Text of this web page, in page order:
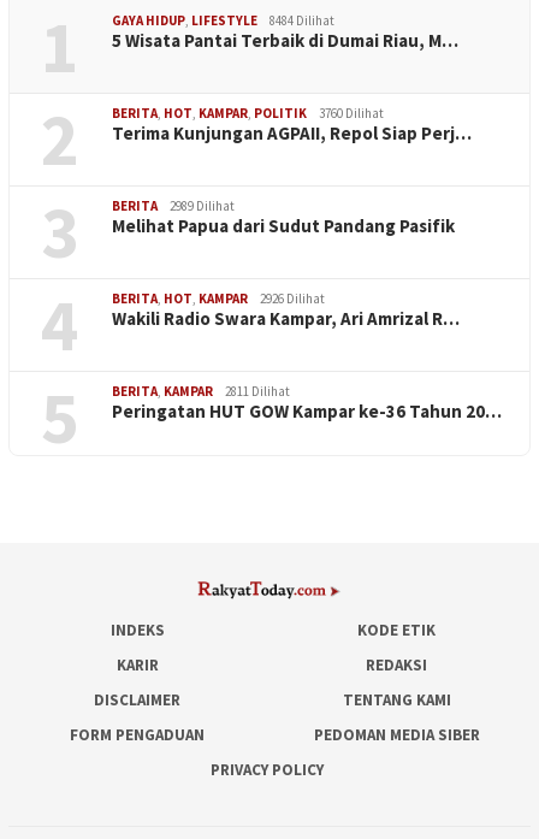
1 GAYA HIDUP, LIFESTYLE 8484 Dilihat
5 Wisata Pantai Terbaik di Dumai Riau, M…
2 BERITA, HOT, KAMPAR, POLITIK 3760 Dilihat
Terima Kunjungan AGPAII, Repol Siap Perj…
3 BERITA 2989 Dilihat
Melihat Papua dari Sudut Pandang Pasifik
4 BERITA, HOT, KAMPAR 2926 Dilihat
Wakili Radio Swara Kampar, Ari Amrizal R…
5 BERITA, KAMPAR 2811 Dilihat
Peringatan HUT GOW Kampar ke-36 Tahun 20…
INDEKS
KODE ETIK
KARIR
REDAKSI
DISCLAIMER
TENTANG KAMI
FORM PENGADUAN
PEDOMAN MEDIA SIBER
PRIVACY POLICY